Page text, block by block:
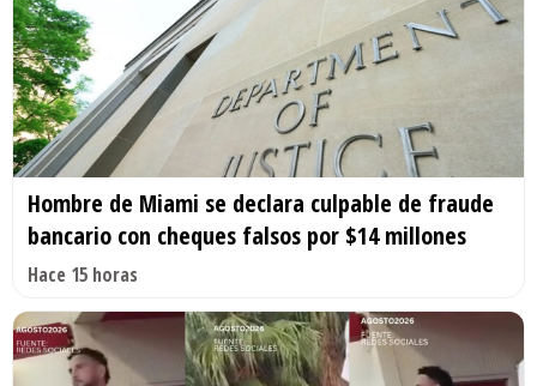
Hombre de Miami se declara culpable de fraude
bancario con cheques falsos por $14 millones
Hace 15 horas